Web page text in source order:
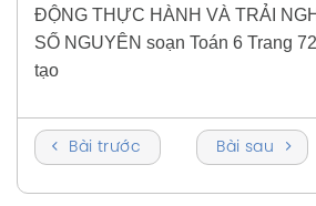
ĐỘNG THỰC HÀNH VÀ TRẢI
SỐ NGUYÊN soạn Toán 6 Trang
tạo
Bài trước Bài sau